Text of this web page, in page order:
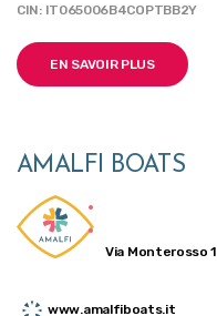
CIN: IT065006B4COPTBB2Y
EN SAVOIR PLUS
AMALFI BOATS
Via Monterosso 1
www.amalfiboats.it